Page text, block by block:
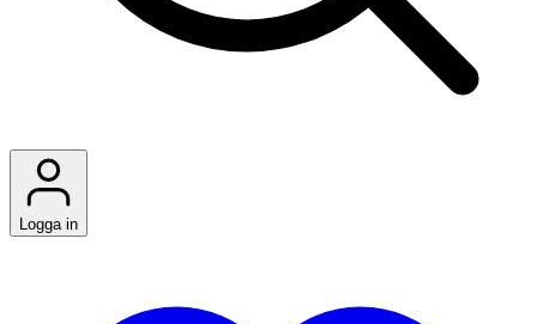
Logga in